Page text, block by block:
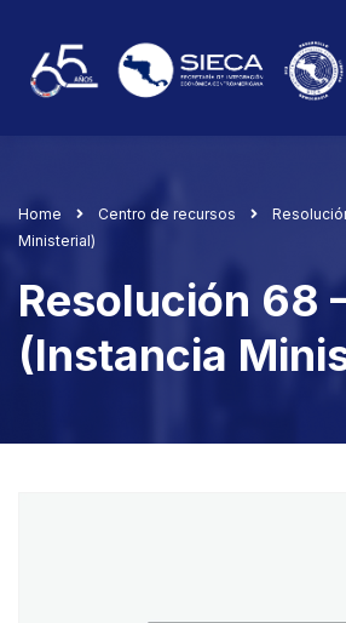
Home Centro de recursos
Ministerial)
Resolución 68
(Instancia